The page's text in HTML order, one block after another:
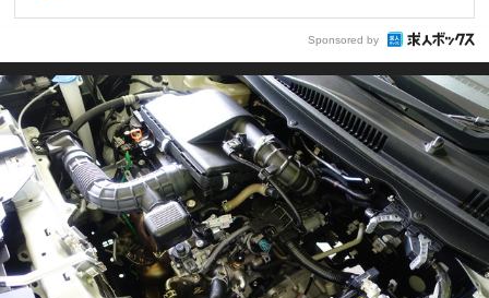
Sponsored by